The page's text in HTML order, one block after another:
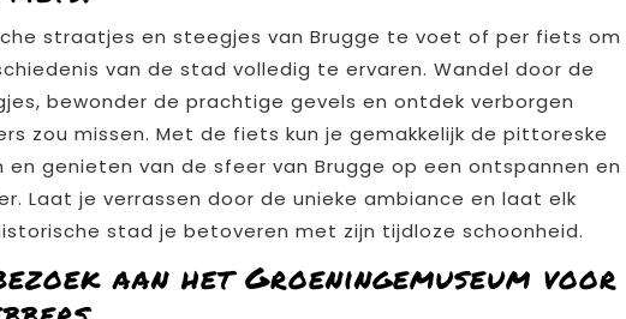
straatjes en steegjes van Brugge te voet of per fiets om
van de stad volledig te ervaren. Wandel door de
bewonder de prachtige gevels en ontdek verborgen
zou missen. Met de fiets kun je gemakkelijk de pittoreske
en genieten van de sfeer van Brugge op een ontspannen en
Laat je verrassen door de unieke ambiance en laat elk
stad je betoveren met zijn tijdloze schoonheid.
aan het Groeningemuseum voor